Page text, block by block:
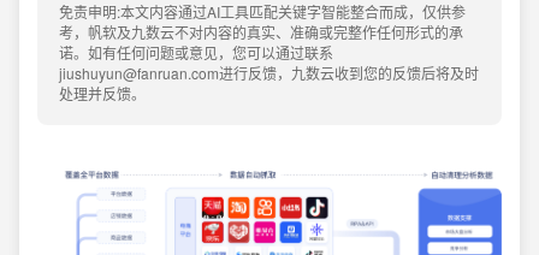
免责申明:本文内容通过AI工具匹配关键字智能整合而成，仅供参
考，帆软及九数云不对内容的真实、准确或完整作任何形式的承
诺。如有任何问题或意见，您可以通过联系
jiushuyun@fanruan.com进行反馈，九数云收到您的反馈后将及时
处理并反馈。